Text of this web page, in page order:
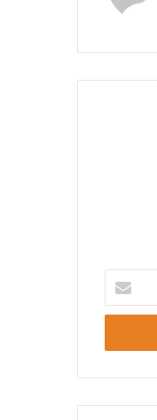
Posta
adresinizi